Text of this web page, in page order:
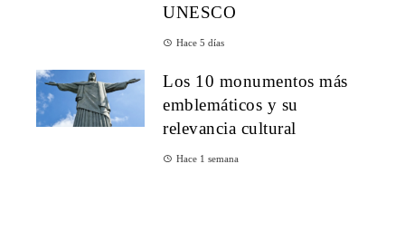
UNESCO
Hace 5 días
Los 10 monumentos más
emblemáticos y su
relevancia cultural
Hace 1 semana